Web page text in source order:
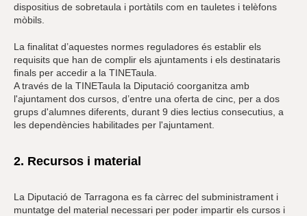
dispositius de sobretaula i portàtils com en tauletes i telèfons
mòbils.
La finalitat d’aquestes normes reguladores és establir els
requisits que han de complir els ajuntaments i els destinataris
finals per accedir a la TINETaula.
A través de la TINETaula la Diputació coorganitza amb
l'ajuntament dos cursos, d’entre una oferta de cinc, per a dos
grups d'alumnes diferents, durant 9 dies lectius consecutius, a
les dependències habilitades per l'ajuntament.
2. Recursos i material
La Diputació de Tarragona es fa càrrec del subministrament i
muntatge del material necessari per poder impartir els cursos i